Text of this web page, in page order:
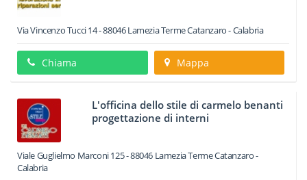
Via Vincenzo Tucci 14-88046Lamezia TermeCatanzaro -Calabria
Chiama Mappa
L'officina dello stile di carmelo benanti
progettazione di interni
Viale Guglielmo Marconi 125-88046 Lamezia TermeCatanzaro -
Calabria